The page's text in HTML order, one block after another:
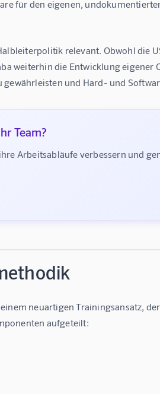
für den eigenen,
relevant. Obwohl die
weiterhin die Entwicklung eigener
und Hard- und
Team?
Arbeitsabläufe verbessern und
neuartigen Trainingsansatz,
aufgeteilt: